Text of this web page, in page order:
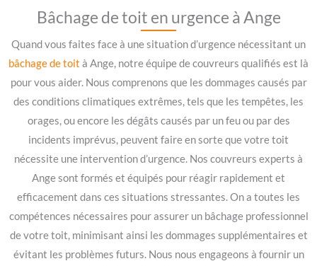
Bâchage de toit en urgence à Ange
Quand vous faites face à une situation d’urgence nécessitant un
bâchage de toit à Ange, notre équipe de couvreurs qualifiés est là
pour vous aider. Nous comprenons que les dommages causés par
des conditions climatiques extrêmes, tels que les tempêtes, les
orages, ou encore les dégâts causés par un feu ou par des
incidents imprévus, peuvent faire en sorte que votre toit
nécessite une intervention d’urgence. Nos couvreurs experts à
Ange sont formés et équipés pour réagir rapidement et
efficacement dans ces situations stressantes. On a toutes les
compétences nécessaires pour assurer un bâchage professionnel
de votre toit, minimisant ainsi les dommages supplémentaires et
évitant les problèmes futurs. Nous nous engageons à fournir un